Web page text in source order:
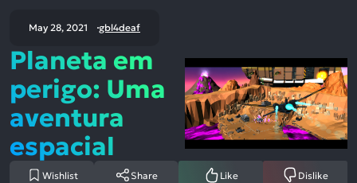
May 28, 2021 gbl4deaf
Planeta em
perigo: Uma
aventura
espacial
Wishlist Share Like Dislike